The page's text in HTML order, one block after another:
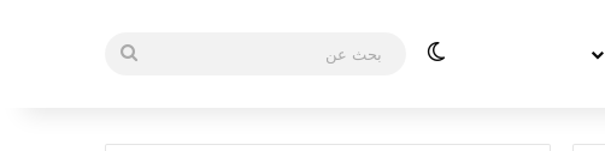
الوضع المظلم